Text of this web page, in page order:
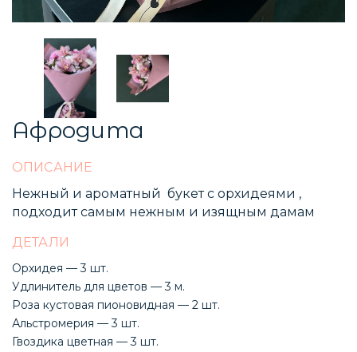
Афродита
ОПИСАНИЕ
Нежный и ароматный букет с орхидеями ,
подходит самым нежным и изящным дамам
ДЕТАЛИ
Орхидея — 3 шт.
Удлинитель для цветов — 3 м.
Роза кустовая пионовидная — 2 шт.
Альстромерия — 3 шт.
Гвоздика цветная — 3 шт.